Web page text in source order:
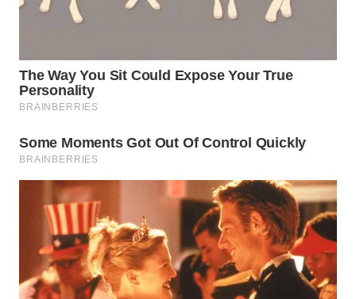
WN
MADURA
WN
WN
NATUNA
WN
BINTAN